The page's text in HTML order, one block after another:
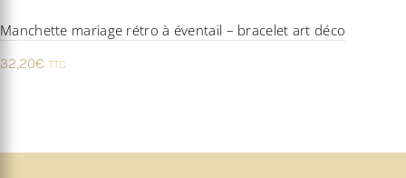
Manchette mariage rétro à éventail – bracelet art déco
32,20€ TTC